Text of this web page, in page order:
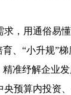
，用通俗易
、“小升规”梯
准纾解企业
央预算内投资